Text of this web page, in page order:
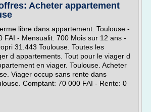
Acheter appartement
libre dans appartement. Toulouse -
FAI - Mensualit. 700 Mois sur 12 ans -
31.443 Toulouse. Toutes les
d appartements. Tout pour le viager d
en viager. Toulouse. Acheter
Viager occup sans rente dans
Comptant: 70 000 FAI - Rente: 0